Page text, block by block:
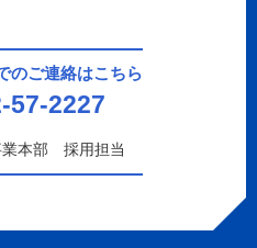
せに対応・管理するため
ービスの提供・運用のため
応じたご連絡のため
る目的
した個人情報に対し、開示、
のご連絡はこちら
57-2227
業本部 採用担当